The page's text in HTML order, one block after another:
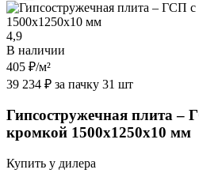
4,9
В наличии
405 ₽/м²
39 234 ₽ за пачку 31 шт
Гипсостружечная плита –
кромкой 1500х1250х10 мм
Купить у дилера